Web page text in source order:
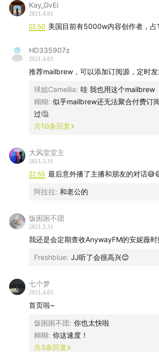
Image source: substack.com
【后期】
【监制】
Amanda
【音乐】
Birthday Card-Stefan Belrose
【关于我们】
网站：shengfm.cn
社交媒体：声动活泼
国内打赏支持：
国外打赏支持：
Special Guest: 糊糊.
- 独立小众的社群层出不穷，借助互联网
在何时何地都能找到自己的「同类人」，
圈层。创作者只需要1000个忠实粉丝，
任何产出的超级粉丝。
的信息包。
P.S. 那个图片的中国版图有人出一个吗？
Kay_GvEi
2021.4.01
02:50 美国目前有5000w内容创作者，占
HD335907z
2021.4.03
推荐mailbrew，可以添加订阅源，定时
球姐Camellia: 哇 我也用这个mailbrew
糊糊: 似乎mailbrew还无法聚合付费订
过🤔
共10条回复
大风堂堂主
2021.3.31
32:55 最后意外播了主播和朋友的对话
阿拉拉: 和老公的
饭困困不团
2021.3.31
我还是会定期查收AnywayFM的安妮薇时
Freshblue: JJ听了会很高兴😊
七个梦
2021.4.03
首页啦~
饭困困不团: 你也太快啦
糊糊: 你这速度！
共3条回复